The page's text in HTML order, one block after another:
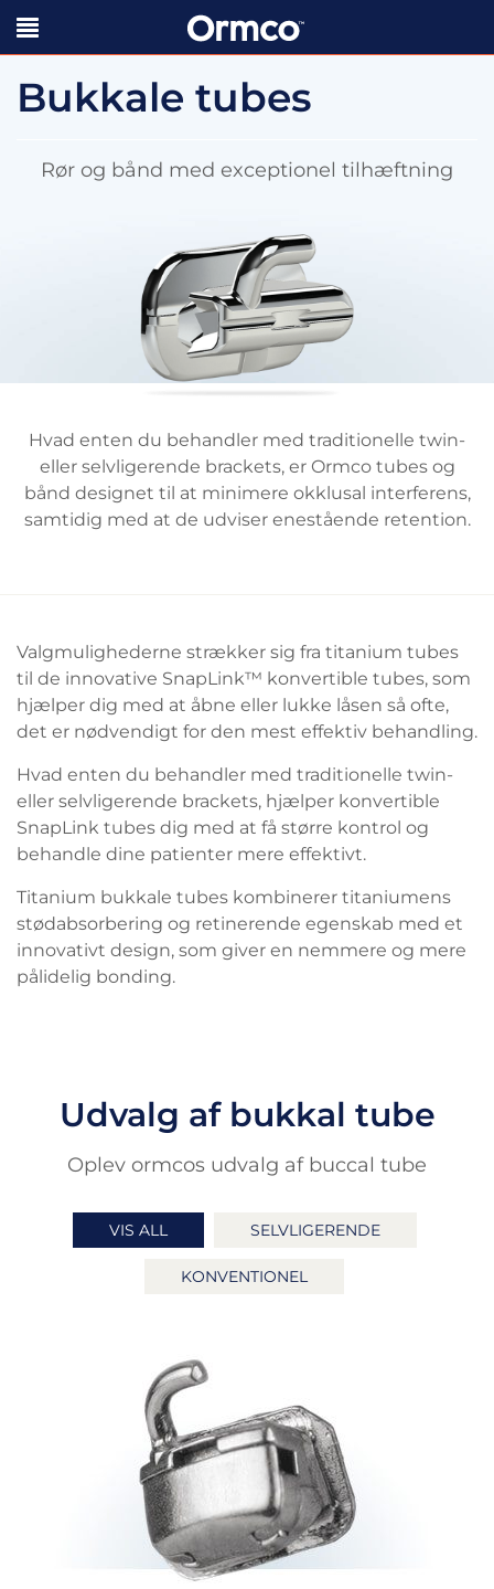
Bukkale tubes
Rør og bånd med exceptionel tilhæftning
Hvad enten du behandler med traditionelle twin-
eller selvligerende brackets, er Ormco tubes og
bånd designet til at minimere okklusal interferens,
samtidig med at de udviser enestående retention.
Valgmulighederne strækker sig fra titanium tubes
til de innovative SnapLink™ konvertible tubes, som
hjælper dig med at åbne eller lukke låsen så ofte,
det er nødvendigt for den mest effektiv behandling.
Hvad enten du behandler med traditionelle twin-
eller selvligerende brackets, hjælper konvertible
SnapLink tubes dig med at få større kontrol og
behandle dine patienter mere effektivt.
Titanium bukkale tubes kombinerer titaniumens
stødabsorbering og retinerende egenskab med et
innovativt design, som giver en nemmere og mere
pålidelig bonding.
Udvalg af bukkal tube
Oplev ormcos udvalg af buccal tube
VIS ALL SELVLIGERENDE
KONVENTIONEL